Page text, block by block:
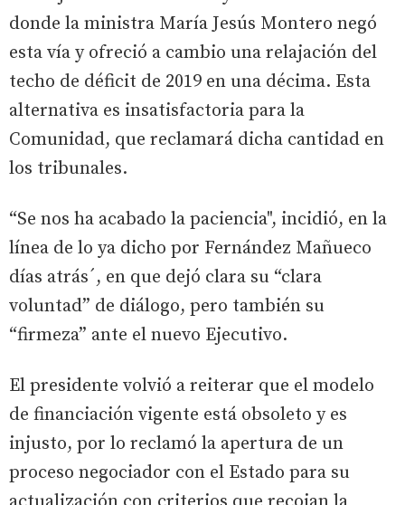
donde la ministra María Jesús Montero negó
esta vía y ofreció a cambio una relajación del
techo de déficit de 2019 en una décima. Esta
alternativa es insatisfactoria para la
Comunidad, que reclamará dicha cantidad en
los tribunales.
“Se nos ha acabado la paciencia", incidió, en la
línea de lo ya dicho por Fernández Mañueco
días atrás´, en que dejó clara su “clara
voluntad” de diálogo, pero también su
“firmeza” ante el nuevo Ejecutivo.
El presidente volvió a reiterar que el modelo
de financiación vigente está obsoleto y es
injusto, por lo reclamó la apertura de un
proceso negociador con el Estado para su